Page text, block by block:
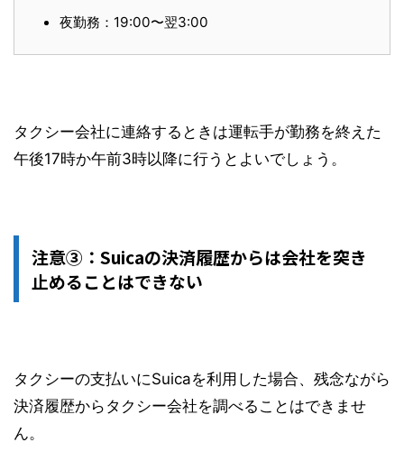
夜勤務：19:00〜翌3:00
タクシー会社に連絡するときは運転手が勤務を終えた
午後17時か午前3時以降に行うとよいでしょう。
注意③：Suicaの決済履歴からは会社を突き
止めることはできない
タクシーの支払いにSuicaを利用した場合、残念ながら
決済履歴からタクシー会社を調べることはできませ
ん。